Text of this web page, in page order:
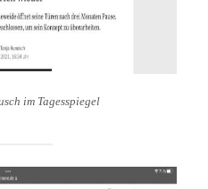
im Tagesspiegel